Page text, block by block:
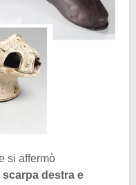
si affermò
scarpa destra e